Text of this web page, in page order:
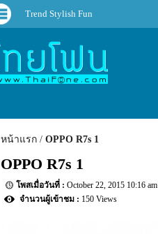
Trend Stylish Fun
หน้าแรก OPPO R7s 1
OPPO R7s 1
October 22, 2015 10:16 am
150 Views